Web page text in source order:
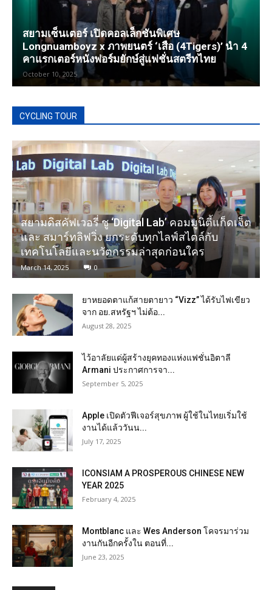
สยามเซ็นเตอร์ เปิดคอลเล็กชันพิเศษ
Longnuamboyz x ภาพยนตร์ ‘เสือ (4Tigers)’ นำ 4
คาแรกเตอร์หนังฟอร์มยักษ์สู่แฟชั่นสตรีทไทย
October 10, 2025
CYCLING TOUR
สยามดิสคัฟเวอรี่ ชู ‘Digital Lab’ คอมมูนิตี้แก็ดเจ็ต
และ สมาร์ทลิฟวิ่ง ยกระดับทุกไลฟ์สไตล์กับ
เทคโนโลยีและนวัตกรรมล่าสุดก่อนใคร
March 14, 2025 0
ยาหยอดตาแก้สายตายาว “Vizz” ได้รับไฟเขียว
จาก อย.สหรัฐฯ ไม่ต้อ...
August 28, 2025
ไว้อาลัยแด่ผู้สร้างยุคทองแห่งแฟชั่นอิตาลี
Armani ประกาศการจา...
September 5, 2025
Apple เปิดตัวฟีเจอร์สุขภาพ ผู้ใช้ในไทยเริ่มใช้
งานได้แล้ววันน...
July 17, 2025
ICONSIAM A PROSPEROUS CHINESE NEW
YEAR 2025
February 4, 2025
Montblanc และ Wes Anderson โคจรมาร่วม
งานกันอีกครั้งใน ตอนที่...
June 23, 2025